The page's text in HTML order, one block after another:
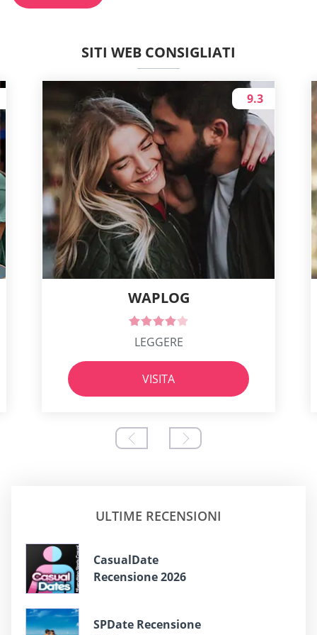
SITI WEB CONSIGLIATI
WAPLOG
9.3
LEGGERE
VISITA
ULTIME RECENSIONI
СasualDate
Recensione 2026
SPDate Recensione